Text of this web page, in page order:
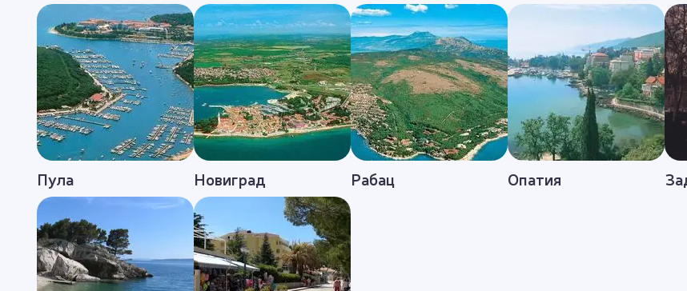
Пула Новиград Рабац Опатия